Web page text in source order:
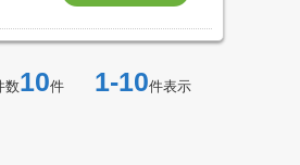
数10件 1-10件表示